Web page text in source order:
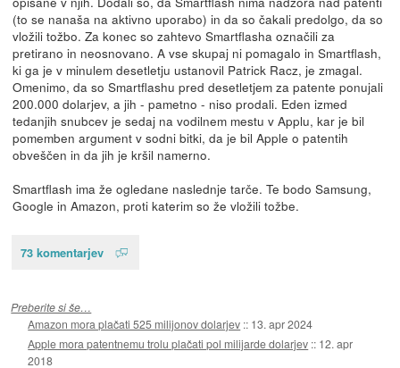
(to se nanaša na aktivno uporabo) in da so čakali predolgo, da so
vložili tožbo. Za konec so zahtevo Smartflasha označili za
pretirano in neosnovano. A vse skupaj ni pomagalo in Smartflash,
ki ga je v minulem desetletju ustanovil Patrick Racz, je zmagal.
Omenimo, da so Smartflashu pred desetletjem za patente ponujali
200.000 dolarjev, a jih - pametno - niso prodali. Eden izmed
tedanjih snubcev je sedaj na vodilnem mestu v Applu, kar je bil
pomemben argument v sodni bitki, da je bil Apple o patentih
obveščen in da jih je kršil namerno.
Smartflash ima že ogledane naslednje tarče. Te bodo Samsung,
Google in Amazon, proti katerim so že vložili tožbe.
73 komentarjev
Preberite si še…
Amazon mora plačati 525 milijonov dolarjev :: 13. apr 2024
Apple mora patentnemu trolu plačati pol milijarde dolarjev :: 12. apr
2018